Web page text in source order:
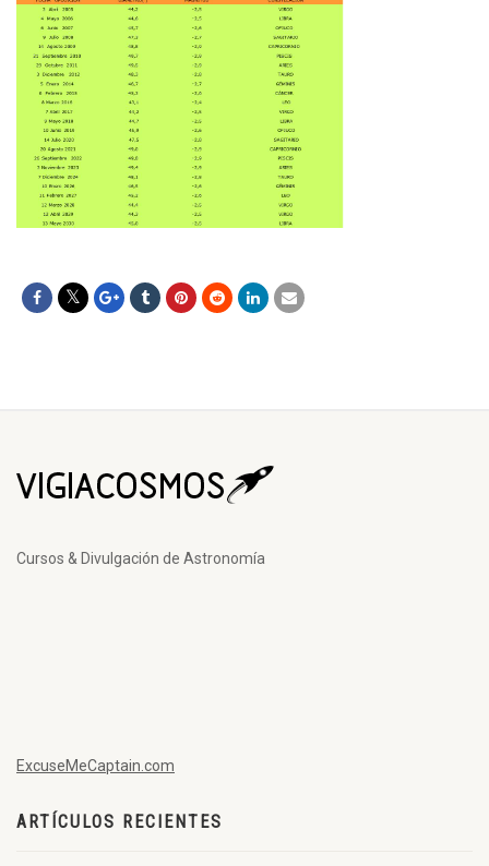
Cursos & Divulgación de Astronomía
ExcuseMeCaptain.com
ARTÍCULOS RECIENTES